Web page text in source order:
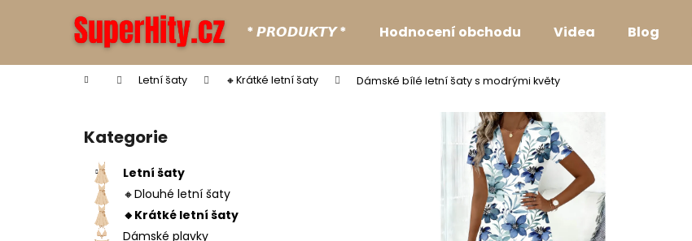
* 𝙋𝙍𝙊𝘿𝙐𝙆𝙏𝙔 * Hodnocení obchodu Videa Blog
Domů Letní šaty 🔸Krátké letní šaty Dámské bílé letní šaty s modrými květy
Přeskočit
kategorie
Kategorie
Letní šaty
🔸Dlouhé letní šaty
🔸Krátké letní šaty
Dámské plavky
í
Zpět
do
Zpět
do
Co potřebujete najít?
Doporučujeme